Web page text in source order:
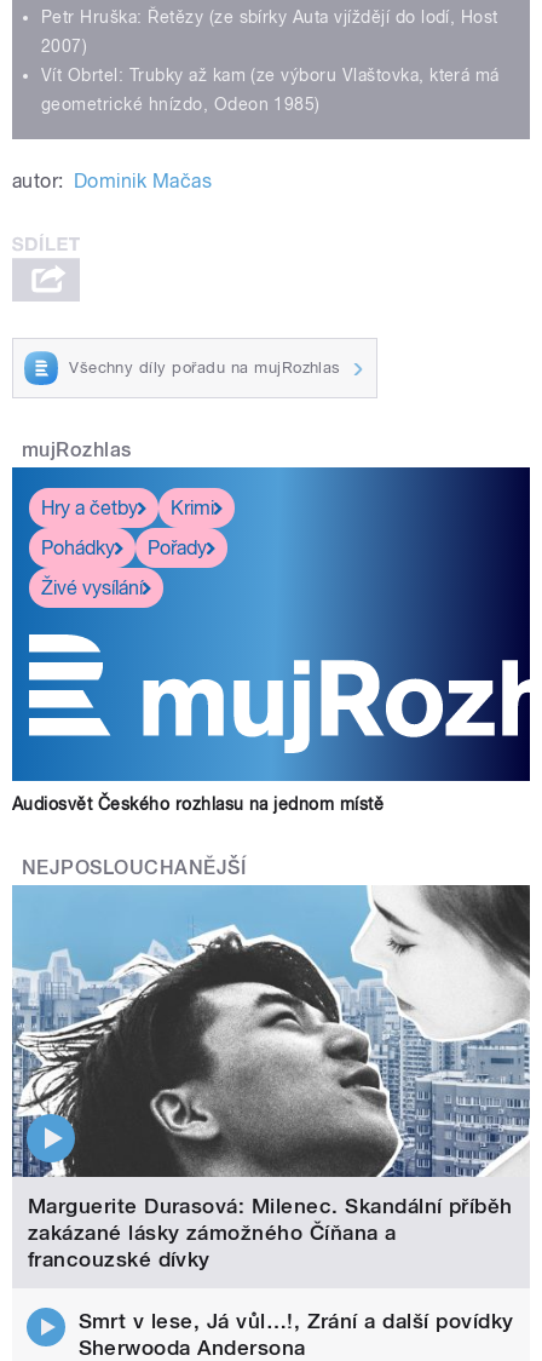
Petr Hruška: Řetězy (ze sbírky Auta vjíždějí do lodí, Host
2007)
Vít Obrtel: Trubky až kam (ze výboru Vlaštovka, která má
geometrické hnízdo, Odeon 1985)
autor: Dominik Mačas
Všechny díly pořadu na mujRozhlas
mujRozhlas
Hry a četby
Krimi
Pohádky
Pořady
Živé vysílání
Audiosvět Českého rozhlasu na jednom místě
NEJPOSLOUCHANĚJŠÍ
Marguerite Durasová: Milenec. Skandální příběh
zakázané lásky zámožného Číňana a
francouzské dívky
Smrt v lese, Já vůl…!, Zrání a další povídky
Sherwooda Andersona